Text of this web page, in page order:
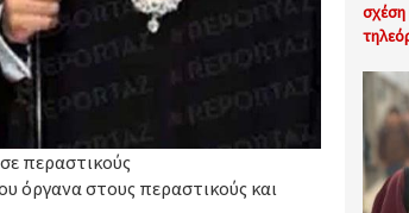
περαστικούς
όργανα στους περαστικούς και
σχέση